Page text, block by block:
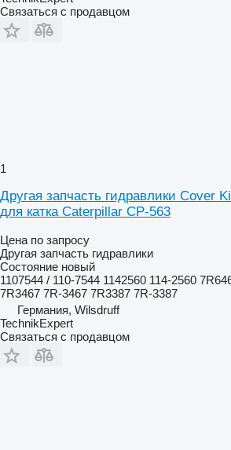
Связаться с продавцом
1
Другая запчасть гидравлики Cover
для катка Caterpillar CP-563
Цена по запросу
Другая запчасть гидравлики
Состояние новый
1107544 / 110-7544 1142560 114-2560
7R3467 7R-3467 7R3387 7R-3387
Германия, Wilsdruff
TechnikExpert
Связаться с продавцом